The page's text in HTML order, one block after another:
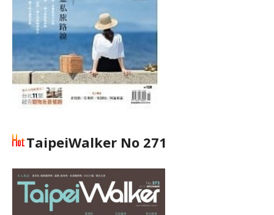
TaipeiWalker No 271